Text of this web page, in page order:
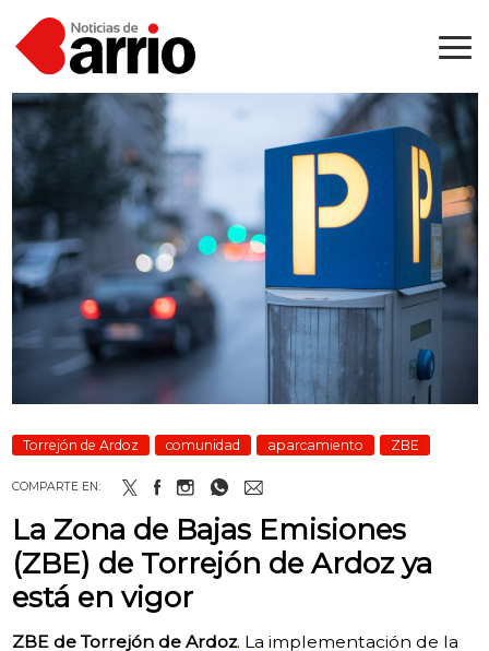
Torrejón de Ardoz comunidad aparcamiento ZBE
COMPARTE EN:
La Zona de Bajas Emisiones
(ZBE) de Torrejón de Ardoz ya
está en vigor
ZBE de Torrejón de Ardoz. La implementación de la